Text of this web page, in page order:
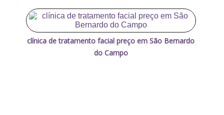
clínica de tratamento facial preço em São Bernardo
do Campo